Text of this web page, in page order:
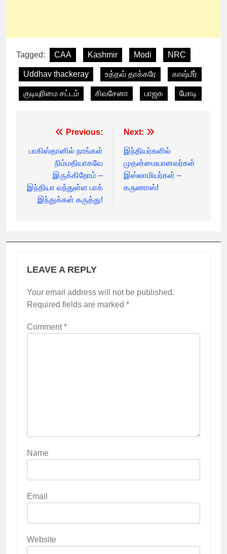
Tagged: CAA Kashmir Modi NRC
Uddhav thackeray உத்தவ் தாக்கரே காஷ்மீர்
குடியுரிமை சட்டம் சிவசேனா பாஜக மோடி
navigation
Previous:
பாகிஸ்தானில் நாங்கள்
நிம்மதியாகவே
இருக்கிறோம் –
இந்தியா வந்துள்ள பாக்
இந்துக்கள் கருத்து!
Next:
இந்தியர்களில்
முதன்மையானவர்கள்
இஸ்லாமியர்கள் –
கருணாஸ்!
LEAVE A REPLY
Your email address will not be published.
Required fields are marked *
Comment*
Name
Email
Website